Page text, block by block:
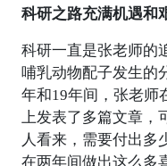
科研之路充满机遇和
科研一直是张老师的
哺乳动物配子发生的
年和19年间，张老师
上发表了多篇文章，
人看来，需要付出多
在两年间做出这么多